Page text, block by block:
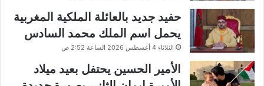
حفيد جديد بالعائلة الملكية المغربية
يحمل اسم الملك محمد السادس
الثلاثاء 4 أغسطس 2026 الساعة 2:52 ص
الأمير الحسين يحتفل بعيد ميلاد